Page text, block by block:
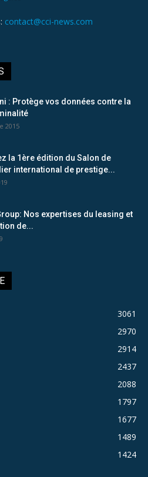
contact@cci-news.com
: Protège vos données contre la
2015
la 1ère édition du Salon de
international de prestige...
Nos expertises du leasing et
de...
3061
2970
2914
2437
2088
1797
1677
1489
1424